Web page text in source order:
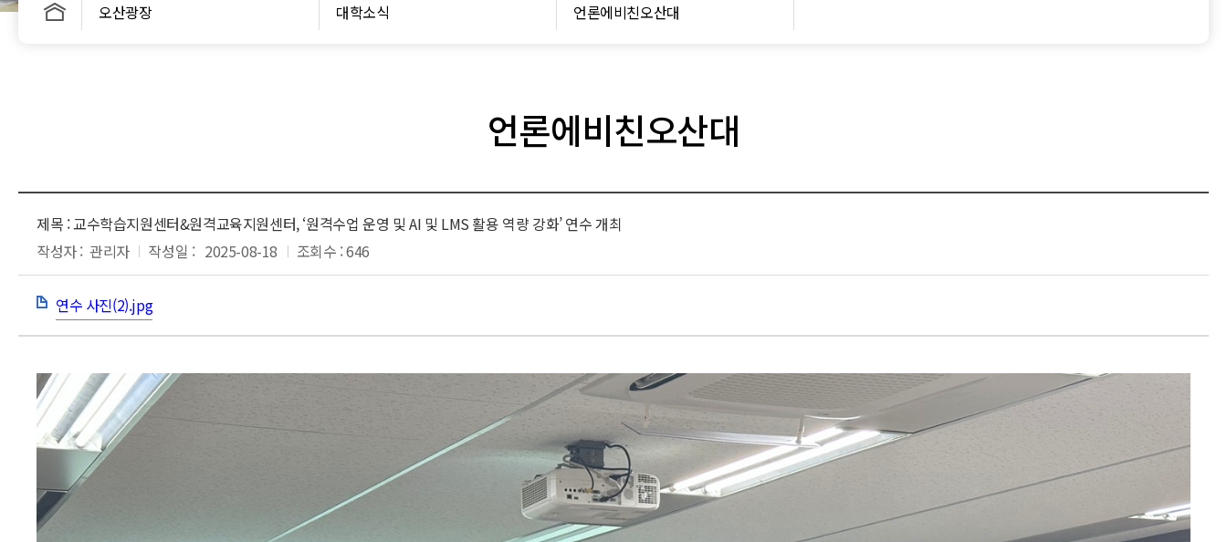
오산광장 대학소식 언론에비친오산대
언론에비친오산대
제목 :교수학습지원센터&원격교육지원센터, ‘원격수업 운영 및 AI 및 LMS 활용 역량 강화’ 연수 개최
작성자 : 관리자 작성일 : 2025-08-18 조회수 : 646
연수 사진(2).jpg